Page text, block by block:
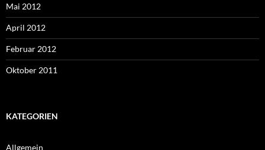
Mai 2012
April 2012
Februar 2012
Oktober 2011
KATEGORIEN
Allgemein